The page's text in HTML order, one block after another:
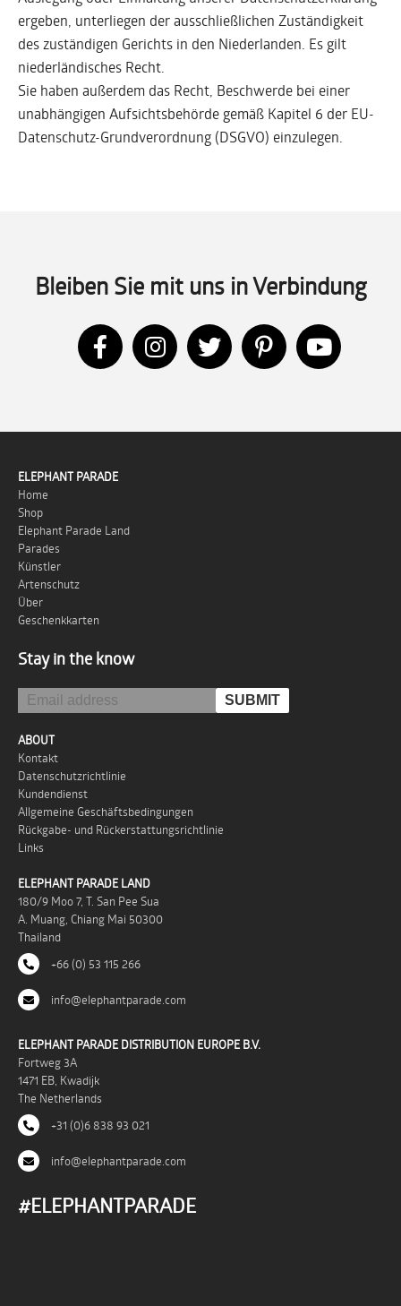
ergeben, unterliegen der ausschließlichen Zuständigkeit
des zuständigen Gerichts in den Niederlanden. Es gilt
niederländisches Recht.
Sie haben außerdem das Recht, Beschwerde bei einer
unabhängigen Aufsichtsbehörde gemäß Kapitel 6 der EU-
Datenschutz-Grundverordnung (DSGVO) einzulegen.
Bleiben Sie mit uns in Verbindung
ELEPHANT PARADE
Home
Shop
Elephant Parade Land
Parades
Künstler
Artenschutz
Über
Geschenkkarten
Stay in the know
ABOUT
Kontakt
Datenschutzrichtlinie
Kundendienst
Allgemeine Geschäftsbedingungen
Rückgabe- und Rückerstattungsrichtlinie
Links
ELEPHANT PARADE LAND
180/9 Moo 7, T. San Pee Sua
A. Muang, Chiang Mai 50300
Thailand
+66 (0) 53 115 266
info@elephantparade.com
ELEPHANT PARADE DISTRIBUTION EUROPE B.V.
Fortweg 3A
1471 EB, Kwadijk
The Netherlands
+31 (0)6 838 93 021
info@elephantparade.com
#ELEPHANTPARADE